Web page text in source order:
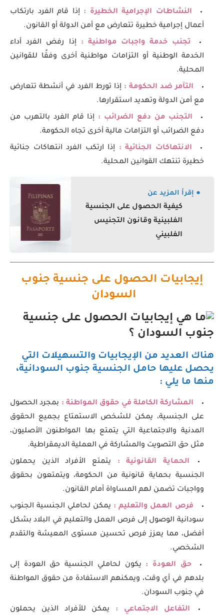
النشاطات الإجرامية الخطيرة : إذا قام الفرد بارتكاب
أعمال إجرامية خطيرة تتعارض مع أمن الدولة أو القانون.
تجنب خدمة واجبات مواطنية :
إذا رفض الفرد أداء
الخدمة الوطنية أو التزامات مواطنية أخرى وفقًا للقوانين
المحلية.
التآمر ضد الحكومة : إذا تورط الفرد في أنشطة تتعارض
مع أمن الدولة وتهديد استقرارها.
التجنب من دفع الضرائب : إذا قام الفرد بالتهرب من
دفع الضرائب أو التزامات مالية أخرى تجاه الحكومة.
الانتهاكات الجنائية : إذا ارتكب الفرد انتهاكات جنائية
خطيرة تنتهك القوانين المحلية.
● إقرأ المزيد عن
كيفية الحصول على الجنسية
الفلبينية وقانون التجنيس
الفلبيني
إيجابيات الحصول على جنسية جنوب
السودان
هناك العديد من الإيجابيات والتسهيلات التي
يحصل عليها حامل الجنسية جنوب السودانية،
منها ما يلي :
المشاركة الكاملة في حقوق المواطنة : بمجرد الحصول
على الجنسية، يمكن للشخص الاستمتاع بجميع الحقوق
المدنية والاجتماعية التي يتمتع بها المواطنون الأصليون،
مثل حق التصويت والمشاركة في العملية الديمقراطية.
الحماية القانونية : يتمتع الأفراد الذين يحملون
الجنسية بحماية قانونية من الحكومة، ويتمتعون بحقوق
وواجبات تضمن لهم المساواة أمام القانون.
فرص العمل والتعليم : يمكن لحاملي الجنسية الجنوب
سودانية الوصول إلى فرص العمل والتعليم في البلاد بشكل
أفضل، مما يعزز فرص تحسين مستوى المعيشة والتقدم
الشخصي.
حق العودة : يكون لحاملي الجنسية حق العودة إلى
بلدهم في أي وقت، ويمكنهم الاستفادة من حقوق المواطنة
في جنوب السودان.
التفاعل الاجتماعي : يمكن للأفراد الذين يحملون